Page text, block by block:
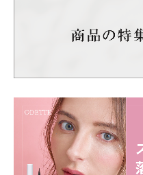
ご連絡ください。
上向き保管、下向き保管
場合がございますので、
管ください。
上向き保管は短期間の保